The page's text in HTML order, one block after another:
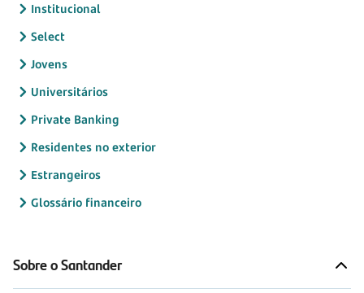
Institucional
Select
Jovens
Universitários
Private Banking
Residentes no exterior
Estrangeiros
Glossário financeiro
Sobre o Santander